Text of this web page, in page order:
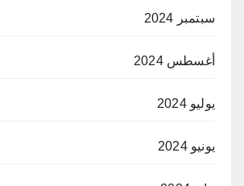
سبتمبر 2024
أغسطس 2024
يوليو 2024
يونيو 2024